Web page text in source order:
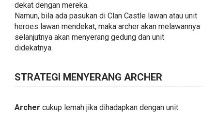
dekat dengan mereka.
Namun, bila ada pasukan di Clan Castle lawan atau unit
heroes lawan mendekat, maka archer akan melawannya
selanjutnya akan menyerang gedung dan unit
didekatnya.
STRATEGI MENYERANG ARCHER
Archer cukup lemah jika dihadapkan dengan unit